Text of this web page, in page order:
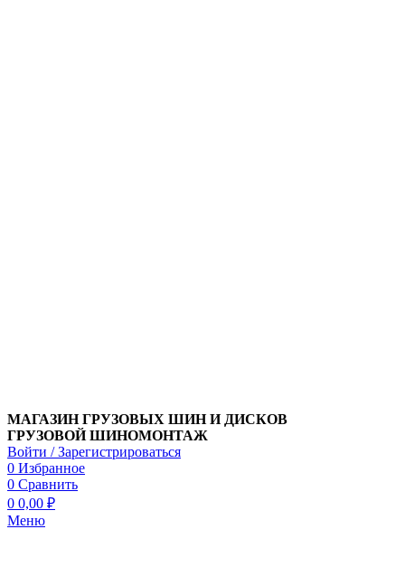
МАГАЗИН ГРУЗОВЫХ ШИН И ДИСКОВ
ГРУЗОВОЙ ШИНОМОНТАЖ
Войти / Зарегистрироваться
0 Избранное
0 Сравнить
0 0,00 ₽
Меню